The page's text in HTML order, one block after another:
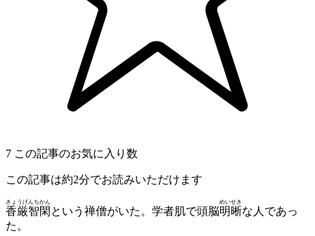
7 この記事のお気に入り数
この記事は約2分でお読みいただけます
香厳智閑
きょうげんちかん
という禅僧がいた。学者肌で頭脳明晰
めいせき
な人であっ
た。